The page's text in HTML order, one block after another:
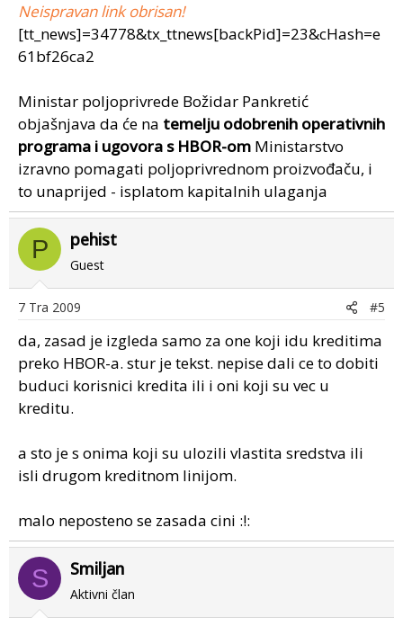
Neispravan link obrisan!
[tt_news]=34778&tx_ttnews[backPid]=23&cHash=e
61bf26ca2
Ministar poljoprivrede Božidar Pankretić
objašnjava da će na temelju odobrenih operativnih
programa i ugovora s HBOR-om Ministarstvo
izravno pomagati poljoprivrednom proizvođaču, i
to unaprijed - isplatom kapitalnih ulaganja
P pehist
Guest
7 Tra 2009 #5
da, zasad je izgleda samo za one koji idu kreditima
preko HBOR-a. stur je tekst. nepise dali ce to dobiti
buduci korisnici kredita ili i oni koji su vec u
kreditu.
a sto je s onima koji su ulozili vlastita sredstva ili
isli drugom kreditnom linijom.
malo neposteno se zasada cini :!:
S Smiljan
Aktivni član